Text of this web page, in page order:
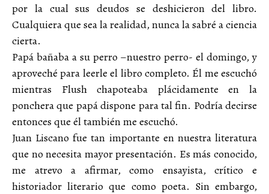
por la cual sus deudos se deshicieron del libro.
Cualquiera que sea la realidad, nunca la sabré a ciencia
cierta.
Papá bañaba a su perro –nuestro perro- el domingo, y
aproveché para leerle el libro completo. Él me escuchó
mientras Flush chapoteaba plácidamente en la
ponchera que papá dispone para tal fin. Podría decirse
entonces que él también me escuchó.
Juan Liscano fue tan importante en nuestra literatura
que no necesita mayor presentación. Es más conocido,
me atrevo a afirmar, como ensayista, crítico e
historiador literario que como poeta. Sin embargo,